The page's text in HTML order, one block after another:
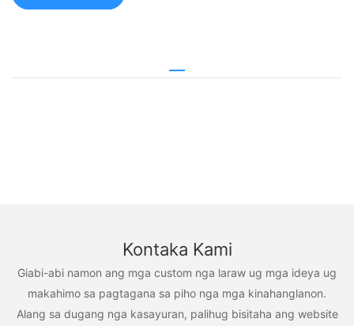
Kontaka Kami
Giabi-abi namon ang mga custom nga laraw ug mga ideya ug
makahimo sa pagtagana sa piho nga mga kinahanglanon.
Alang sa dugang nga kasayuran, palihug bisitaha ang website